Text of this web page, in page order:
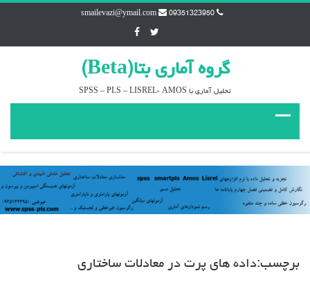
09351323950
smailevazi@ymail.com
گروه آماري بتا(Beta)
تحليل آماري با SPSS – PLS – LISREL- AMOS
برچسب:داده های پرت در معادلات ساختاری